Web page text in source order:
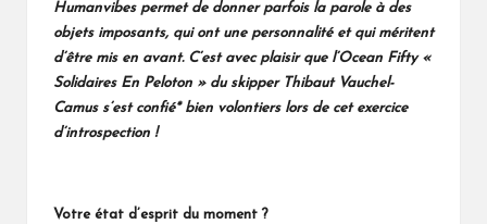
Humanvibes permet de donner parfois la parole à des
objets imposants, qui ont une personnalité et qui méritent
d’être mis en avant. C’est avec plaisir que l’Ocean Fifty «
Solidaires En Peloton » du skipper Thibaut Vauchel-
Camus s’est confié* bien volontiers lors de cet exercice
d’introspection !
Votre état d’esprit du moment ?